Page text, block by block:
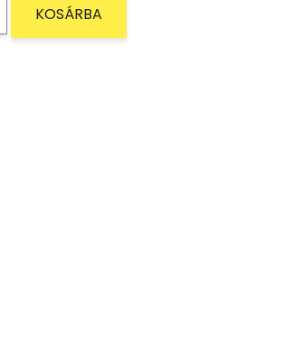
KOSÁRBA